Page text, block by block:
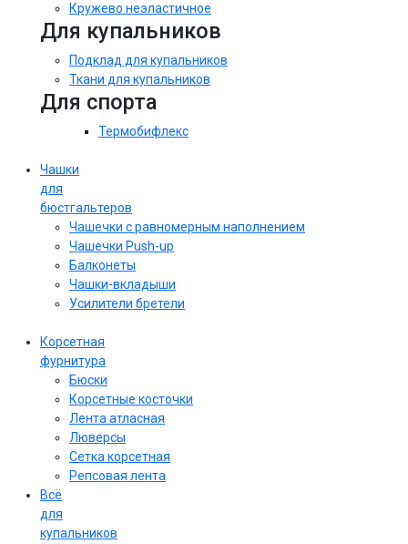
Кружево неэластичное
Для купальников
Подклад для купальников
Ткани для купальников
Для спорта
Термобифлекс
Чашки
для
бюстгальтеров
Чашечки с равномерным наполнением
Чашечки Push-up
Балконеты
Чашки-вкладыши
Усилители бретели
Корсетная
фурнитура
Бюски
Корсетные косточки
Лента атласная
Люверсы
Сетка корсетная
Репсовая лента
Всё
для
купальников